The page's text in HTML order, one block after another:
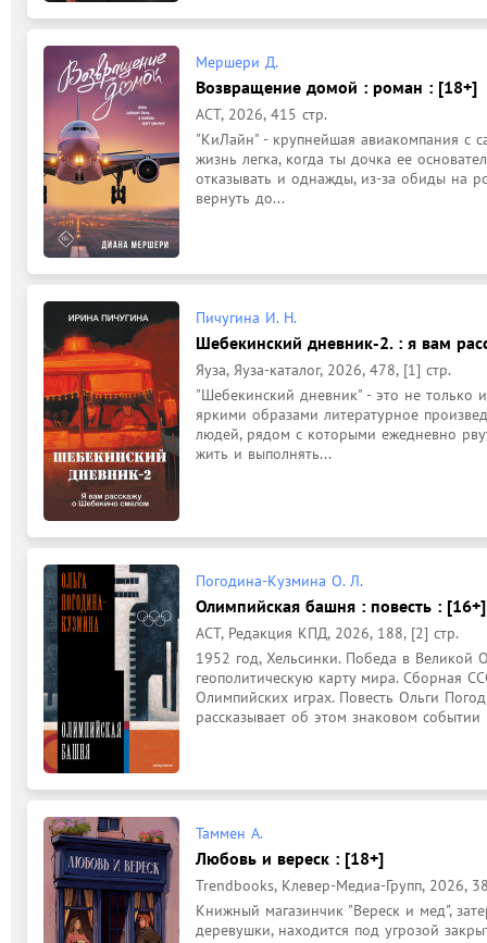
Мершери Д.
Возвращение домой : роман : [18+]
АСТ, 2026, 415 стр.
"КиЛайн" - крупнейшая авиакомпания с
жизнь легка, когда ты дочка ее
отказывать и однажды, из-за обиды на
вернуть до...
Пичугина И. Н.
Шебекинский дневник-2. : я вам
Яуза, Яуза-каталог, 2026, 478, [1] стр.
"Шебекинский дневник" - это не только
яркими образами литературное
людей, рядом с которыми ежедневно
жить и выполнять...
Погодина-Кузмина О. Л.
Олимпийская башня : повесть : [16+]
АСТ, Редакция КПД, 2026, 188, [2] стр.
1952 год, Хельсинки. Победа в Великой
геополитическую карту мира. Сборная
Олимпийских играх. Повесть Ольги
рассказывает об этом знаковом
Таммен А.
Любовь и вереск : [18+]
Trendbooks, Клевер-Медиа-Групп, 2026,
Книжный магазинчик "Вереск и мед",
деревушки, находится под угрозой